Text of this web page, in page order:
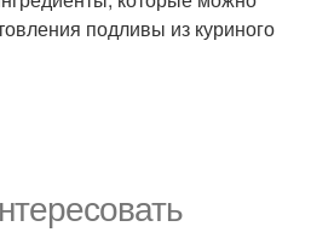
подливы из куриного